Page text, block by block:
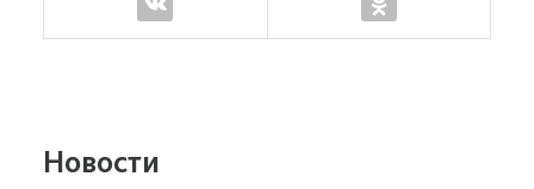
Новости